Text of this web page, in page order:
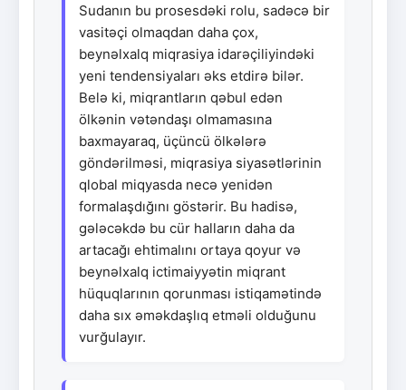
Sudanın bu prosesdəki rolu, sadəcə bir
vasitəçi olmaqdan daha çox,
beynəlxalq miqrasiya idarəçiliyindəki
yeni tendensiyaları əks etdirə bilər.
Belə ki, miqrantların qəbul edən
ölkənin vətəndaşı olmamasına
baxmayaraq, üçüncü ölkələrə
göndərilməsi, miqrasiya siyasətlərinin
qlobal miqyasda necə yenidən
formalaşdığını göstərir. Bu hadisə,
gələcəkdə bu cür halların daha da
artacağı ehtimalını ortaya qoyur və
beynəlxalq ictimaiyyətin miqrant
hüquqlarının qorunması istiqamətində
daha sıx əməkdaşlıq etməli olduğunu
vurğulayır.